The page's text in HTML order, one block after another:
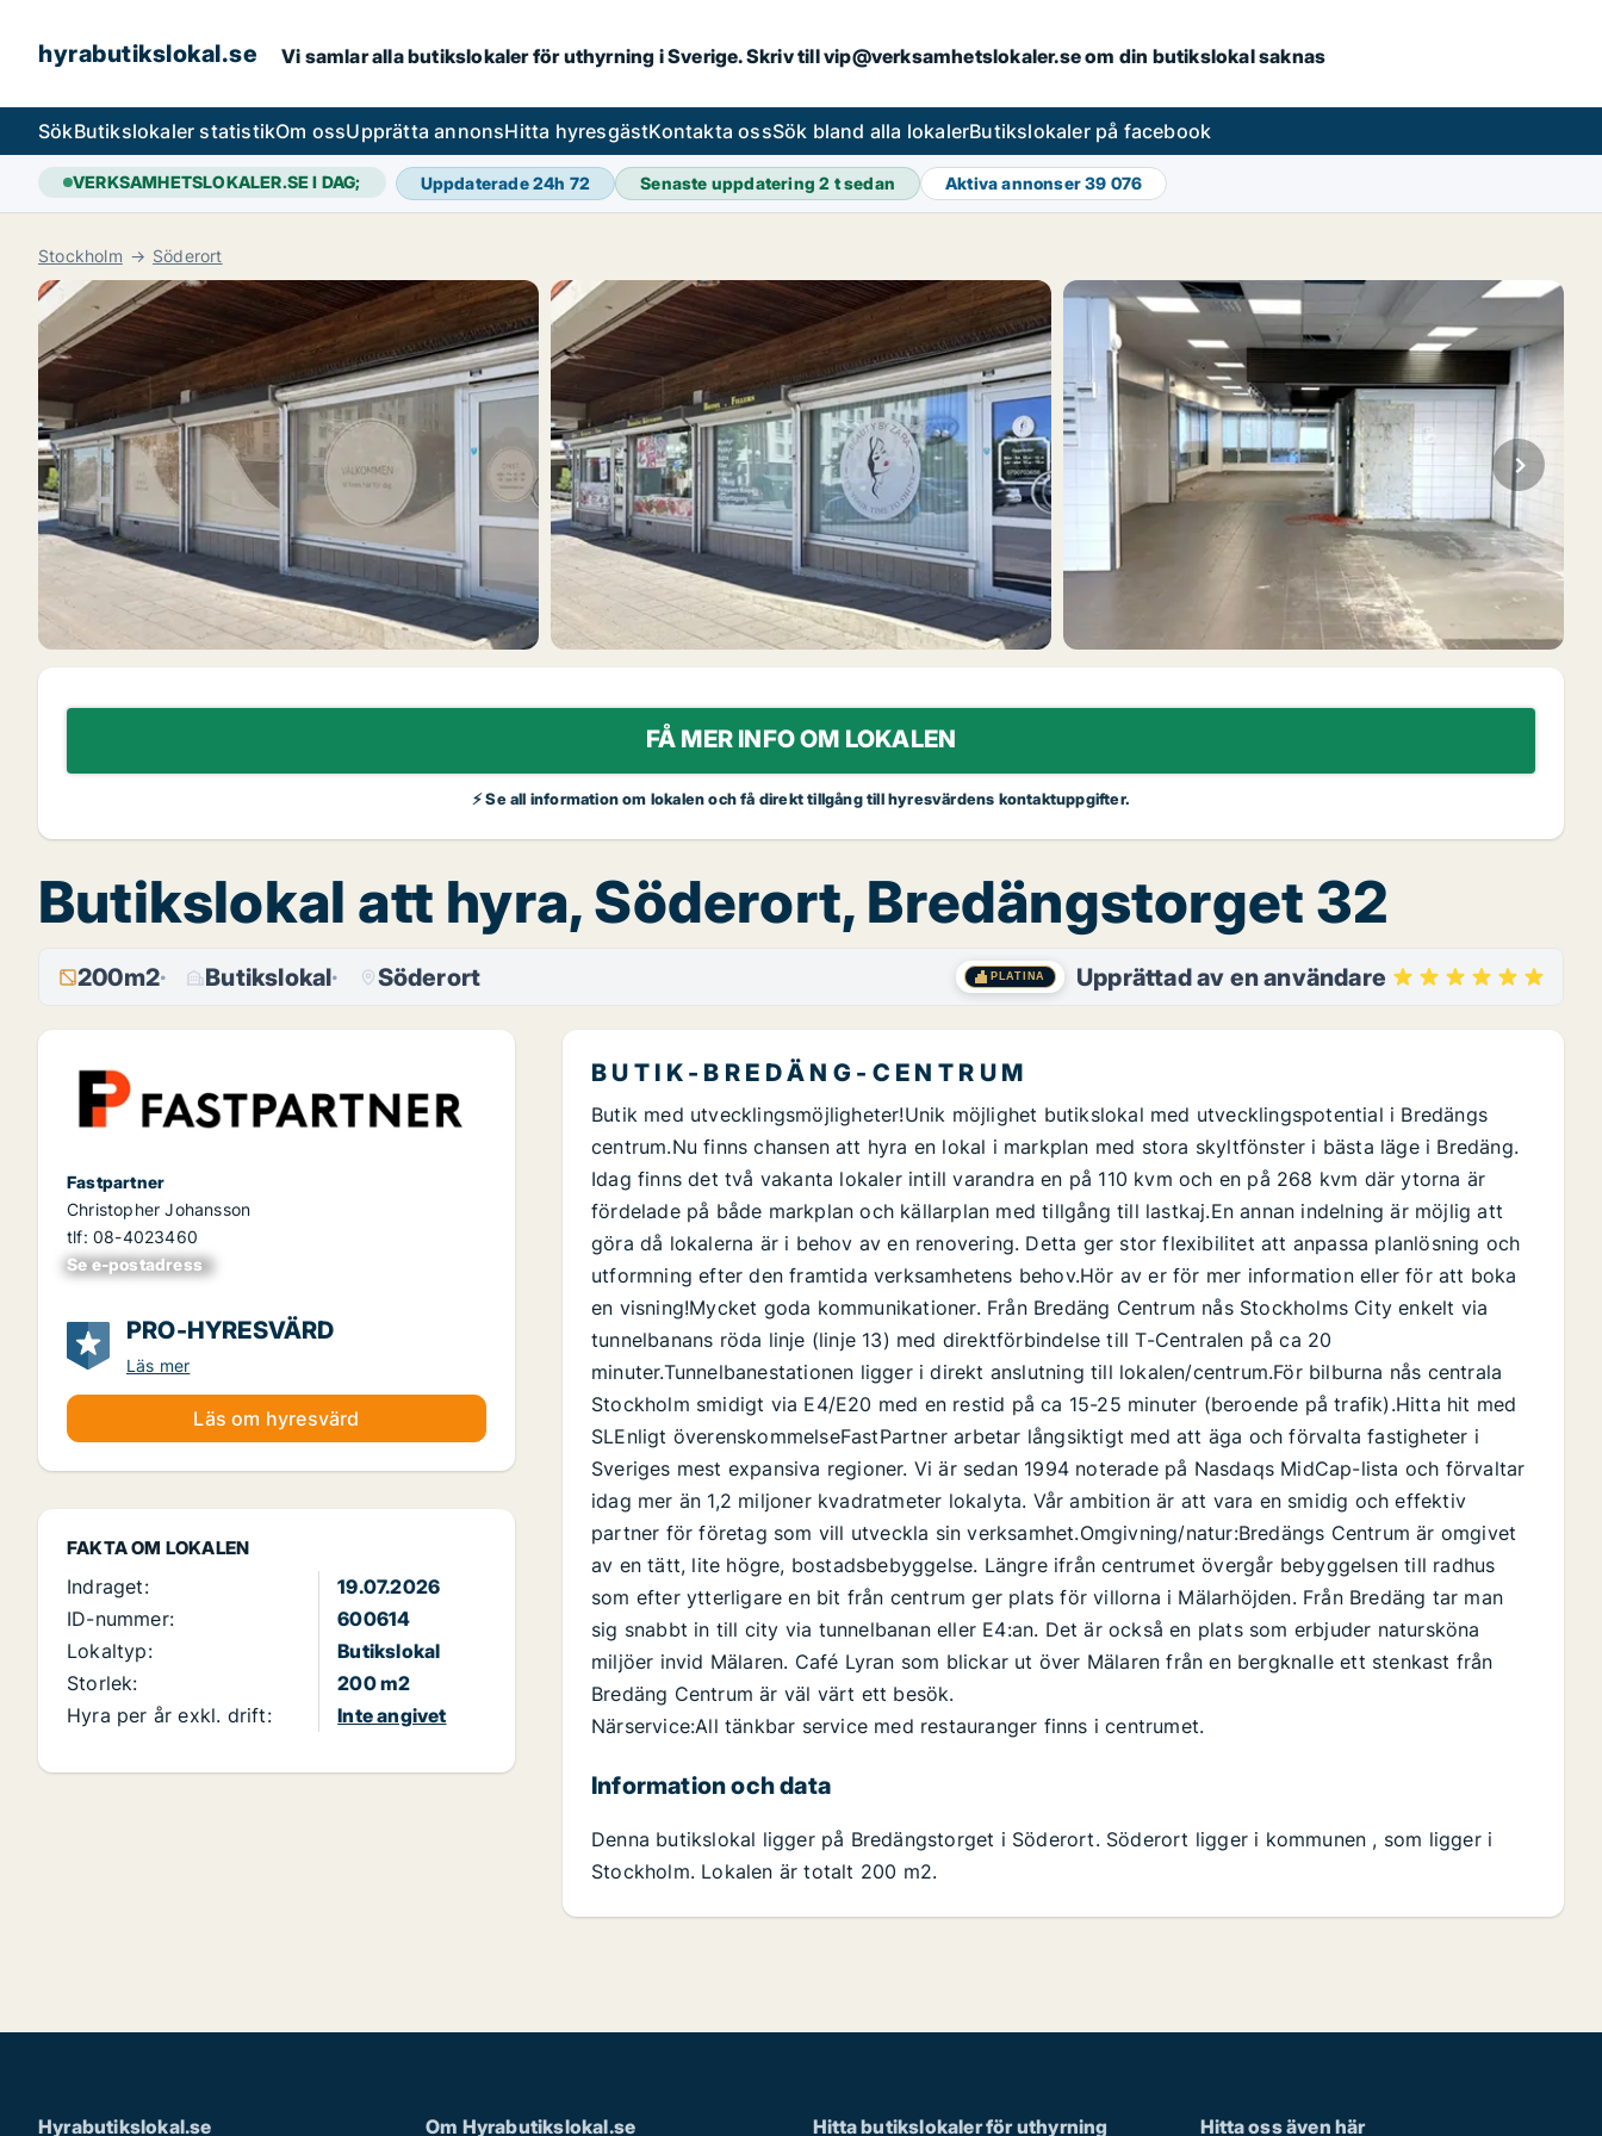
hyrabutikslokal.se Vi samlar alla butikslokaler för uthyrning i Sverige. Skriv till vip@verksamhetslokaler.se om din butikslokal saknas
SökButikslokaler statistikOm ossUpprätta annonsHitta hyresgästKontakta ossSök bland alla lokalerButikslokaler på facebook
VERKSAMHETSLOKALER.SE I DAG; Uppdaterade 24h 72 Senaste uppdatering2 t sedan Aktiva annonser39 076
Stockholm Söderort
FÅ MER INFO OM LOKALEN
⚡ Se all information om lokalen och få direkt tillgång till hyresvärdens kontaktuppgifter.
Butikslokal att hyra, Söderort, Bredängstorget 32
200m2 Butikslokal Söderort PLATINA Upprättad av en användare
Fastpartner
Christopher Johansson
tlf: 08-4023460
Se e-postadress
xxxxxxxxxxxxxxx
PRO-HYRESVÄRD
Läs mer
Läs om hyresvärd
FAKTA OM LOKALEN
Indraget:
19.07.2026
ID-nummer:
600614
Lokaltyp:
Butikslokal
Storlek:
200 m2
Hyra per år exkl. drift:
Inte angivet
B U T I K - B R E D Ä N G - C E N T R U M
Butik med utvecklingsmöjligheter!Unik möjlighet butikslokal med utvecklingspotential i Bredängs
centrum.Nu finns chansen att hyra en lokal i markplan med stora skyltfönster i bästa läge i Bredäng.
Idag finns det två vakanta lokaler intill varandra en på 110 kvm och en på 268 kvm där ytorna är
fördelade på både markplan och källarplan med tillgång till lastkaj.En annan indelning är möjlig att
göra då lokalerna är i behov av en renovering. Detta ger stor flexibilitet att anpassa planlösning och
utformning efter den framtida verksamhetens behov.Hör av er för mer information eller för att boka
en visning!Mycket goda kommunikationer. Från Bredäng Centrum nås Stockholms City enkelt via
tunnelbanans röda linje (linje 13) med direktförbindelse till T-Centralen på ca 20
minuter.Tunnelbanestationen ligger i direkt anslutning till lokalen/centrum.För bilburna nås centrala
Stockholm smidigt via E4/E20 med en restid på ca 15-25 minuter (beroende på trafik).Hitta hit med
SLEnligt överenskommelseFastPartner arbetar långsiktigt med att äga och förvalta fastigheter i
Sveriges mest expansiva regioner. Vi är sedan 1994 noterade på Nasdaqs MidCap-lista och förvaltar
idag mer än 1,2 miljoner kvadratmeter lokalyta. Vår ambition är att vara en smidig och effektiv
partner för företag som vill utveckla sin verksamhet.Omgivning/natur:Bredängs Centrum är omgivet
av en tätt, lite högre, bostadsbebyggelse. Längre ifrån centrumet övergår bebyggelsen till radhus
som efter ytterligare en bit från centrum ger plats för villorna i Mälarhöjden. Från Bredäng tar man
sig snabbt in till city via tunnelbanan eller E4:an. Det är också en plats som erbjuder natursköna
miljöer invid Mälaren. Café Lyran som blickar ut över Mälaren från en bergknalle ett stenkast från
Bredäng Centrum är väl värt ett besök.
Närservice:All tänkbar service med restauranger finns i centrumet.
Information och data
Denna butikslokal ligger på Bredängstorget i Söderort. Söderort ligger i kommunen , som ligger i
Stockholm. Lokalen är totalt 200 m2.
Hyrabutikslokal.se Om Hyrabutikslokal.se Hitta butikslokaler för uthyrning Hitta oss även här